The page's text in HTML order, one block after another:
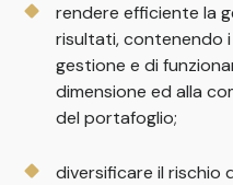
rendere efficiente la
risultati, contenendo
gestione e di
dimensione ed alla
del portafoglio;
diversificare il rischio